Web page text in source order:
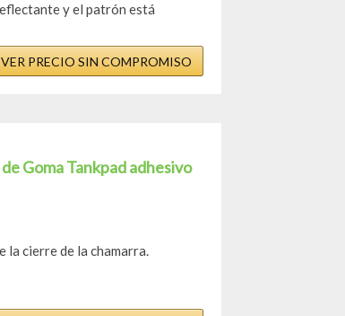
y el patrón está
VER PRECIO SIN COMPROMISO
Goma Tankpad adhesivo
la cierre de la chamarra.